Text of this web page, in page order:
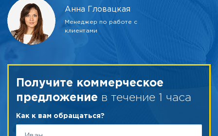
Анна Гловацкая
Менеджер по работе с
клиентами
Получите коммерческое
предложение в течение 1 часа
Как к вам обращаться?